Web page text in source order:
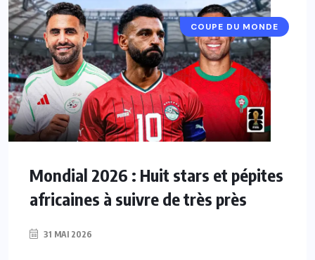
COUPE DU MONDE
Mondial 2026 : Huit stars et pépites
africaines à suivre de très près
31 MAI 2026